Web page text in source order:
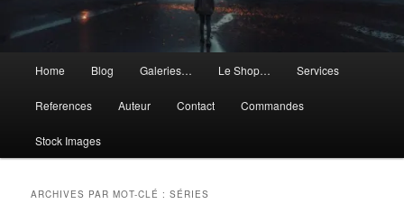
principal
Home Blog Galeries… Le Shop… Services
References Auteur Contact Commandes
Stock Images
ARCHIVES PAR MOT-CLÉ :SÉRIES